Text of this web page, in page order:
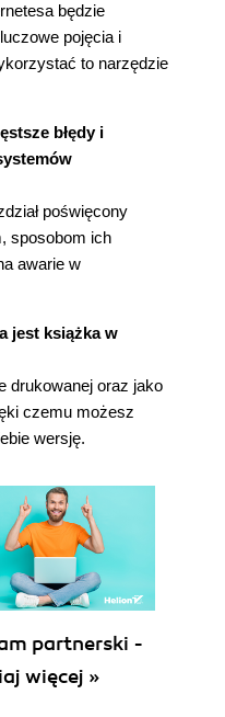
dodawanie
monitorowania
usług
mechanizmu
tworzenie
w Kubernetesie
aplikacji
buforowania
podręcznej
buforowania
i obrona
SSL
wdrażanie serwera
połączenia SSL
będzie
pojęcia i
to narzędzie
błędy i
poświęcony
sposobom ich
awarie w
jest książka w
drukowanej oraz jako
czemu możesz
wersję.
partnerski -
więcej »